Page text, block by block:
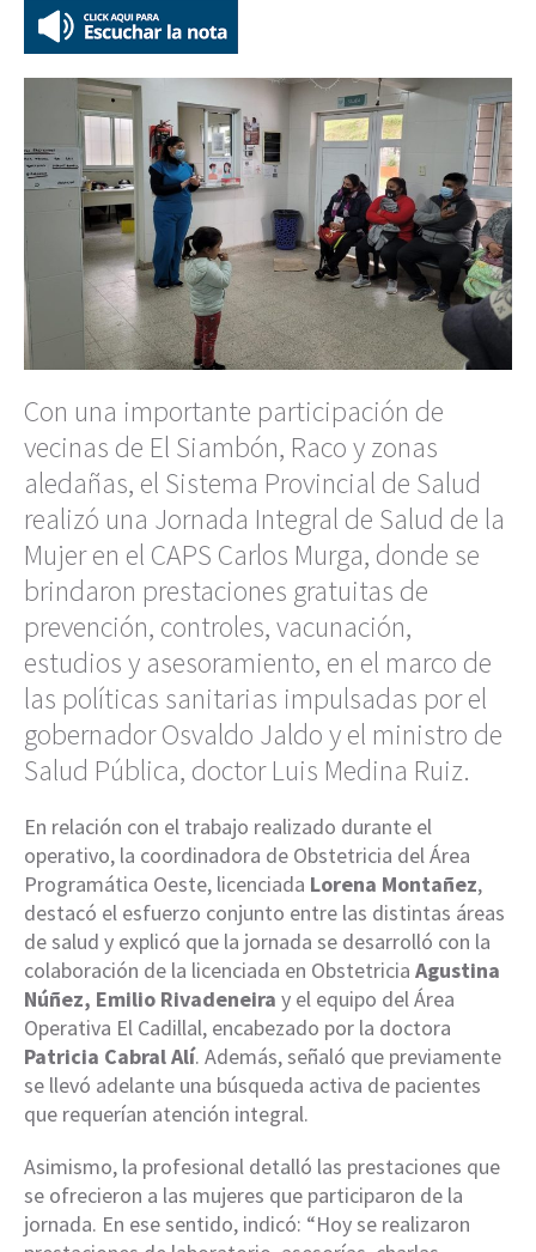
Con una importante participación de
vecinas de El Siambón, Raco y zonas
aledañas, el Sistema Provincial de Salud
realizó una Jornada Integral de Salud de la
Mujer en el CAPS Carlos Murga, donde se
brindaron prestaciones gratuitas de
prevención, controles, vacunación,
estudios y asesoramiento, en el marco de
las políticas sanitarias impulsadas por el
gobernador Osvaldo Jaldo y el ministro de
Salud Pública, doctor Luis Medina Ruiz.
En relación con el trabajo realizado durante el
operativo, la coordinadora de Obstetricia del Área
Programática Oeste, licenciada Lorena Montañez,
destacó el esfuerzo conjunto entre las distintas áreas
de salud y explicó que la jornada se desarrolló con la
colaboración de la licenciada en Obstetricia Agustina
Núñez, Emilio Rivadeneira y el equipo del Área
Operativa El Cadillal, encabezado por la doctora
Patricia Cabral Alí. Además, señaló que previamente
se llevó adelante una búsqueda activa de pacientes
que requerían atención integral.
Asimismo, la profesional detalló las prestaciones que
se ofrecieron a las mujeres que participaron de la
jornada. En ese sentido, indicó: “Hoy se realizaron